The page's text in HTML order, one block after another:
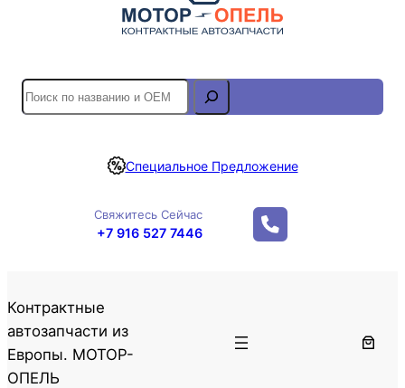
S
e
r
Специальное Предложение
Свяжитесь Сейчас
+7 916 527 7446
Контрактные
автозапчасти из
Европы. МОТОР-
ОПЕЛЬ